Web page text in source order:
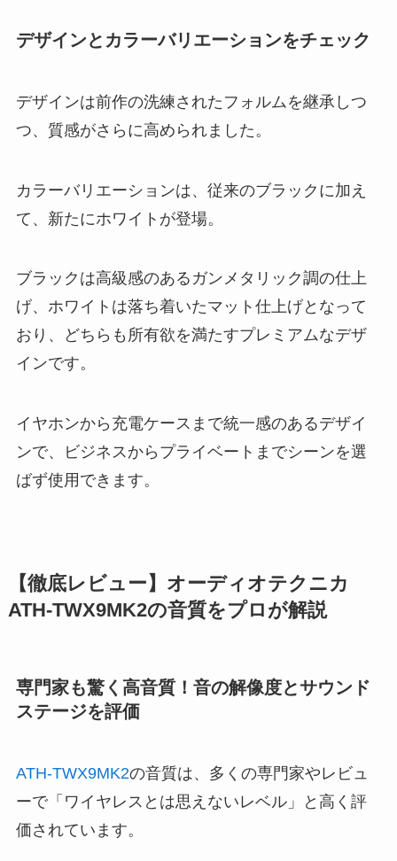
デザインとカラーバリエーションをチェック
デザインは前作の洗練されたフォルムを継承しつ
つ、質感がさらに高められました。
カラーバリエーションは、従来のブラックに加え
て、新たにホワイトが登場。
ブラックは高級感のあるガンメタリック調の仕上
げ、ホワイトは落ち着いたマット仕上げとなって
おり、どちらも所有欲を満たすプレミアムなデザ
インです。
イヤホンから充電ケースまで統一感のあるデザイ
ンで、ビジネスからプライベートまでシーンを選
ばず使用できます。
【徹底レビュー】オーディオテクニカ
ATH-TWX9MK2の音質をプロが解説
専門家も驚く高音質！音の解像度とサウンド
ステージを評価
ATH-TWX9MK2の音質は、多くの専門家やレビュ
ーで「ワイヤレスとは思えないレベル」と高く評
価されています。